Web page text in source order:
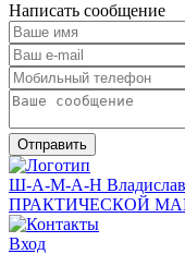
Написать сообщение
Отправить
Ш-А-М-А-Н Владислав
ПРАКТИЧЕСКОЙ
Вход